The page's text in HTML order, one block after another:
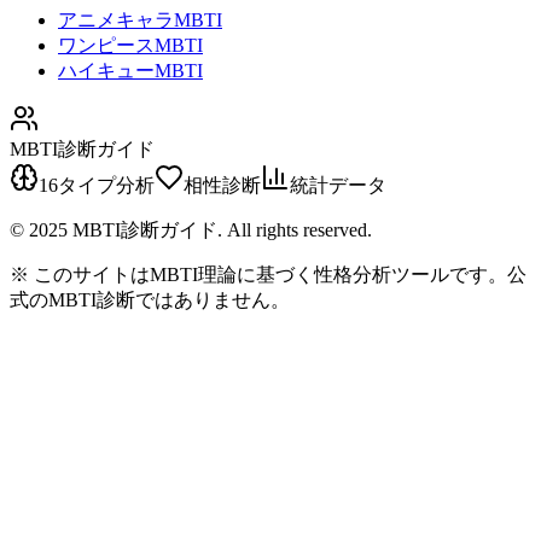
アニメキャラMBTI
ワンピースMBTI
ハイキューMBTI
MBTI診断ガイド
16タイプ分析
相性診断 統計データ
© 2025 MBTI診断ガイド. All rights reserved.
※ このサイトはMBTI理論に基づく性格分析ツールです。公
式のMBTI診断ではありません。